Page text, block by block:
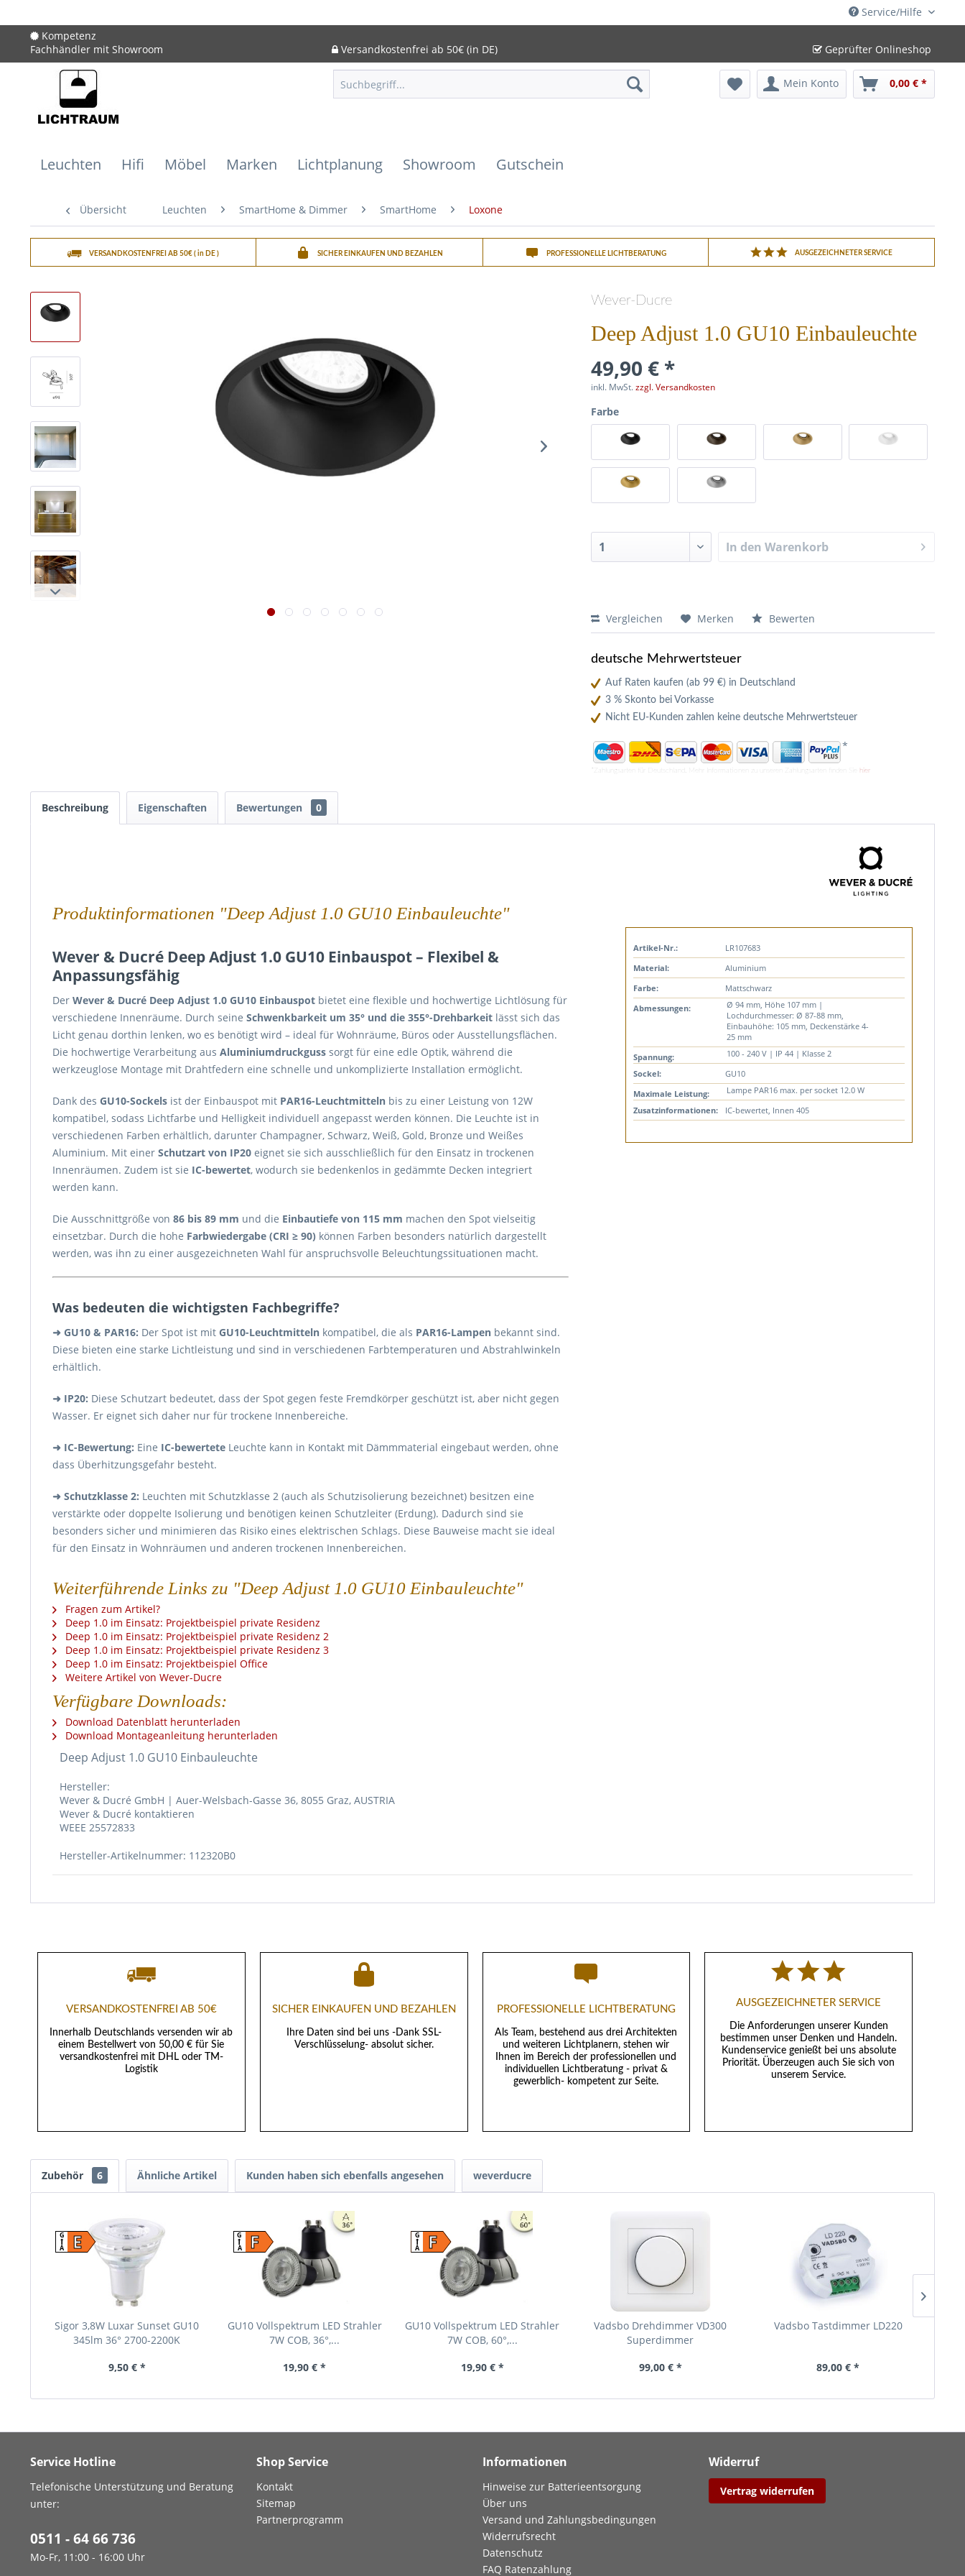
Service/Hilfe
Kompetenz
Fachhändler mit Showroom
Versandkostenfrei ab 50€ (in DE) Geprüfter Onlineshop
Mein Konto 0,00 € *
Leuchten Hifi Möbel Marken Lichtplanung Showroom Gutschein
Übersicht Leuchten SmartHome & Dimmer SmartHome Loxone
VERSANDKOSTENFREI AB 50€ ( in DE ) SICHER EINKAUFEN UND BEZAHLEN PROFESSIONELLE LICHTBERATUNG AUSGEZEICHNETER SERVICE
Wever-Ducre
Deep Adjust 1.0 GU10 Einbauleuchte
49,90 € *
inkl. MwSt.zzgl. Versandkosten
Farbe
In den Warenkorb
Vergleichen Merken Bewerten
deutsche Mehrwertsteuer
Auf Raten kaufen (ab 99 €) in Deutschland
3 % Skonto bei Vorkasse
Nicht EU-Kunden zahlen keine deutsche Mehrwertsteuer
*
*Zahlungsarten für Deutschland. Mehr Informationen zu unseren Zahlungsarten finden Sie hier
Beschreibung Eigenschaften Bewertungen 0
Produktinformationen "Deep Adjust 1.0 GU10 Einbauleuchte"
Wever & Ducré Deep Adjust 1.0 GU10 Einbauspot – Flexibel &
Anpassungsfähig
Der Wever & Ducré Deep Adjust 1.0 GU10 Einbauspot bietet eine flexible und hochwertige Lichtlösung für
verschiedene Innenräume. Durch seine Schwenkbarkeit um 35° und die 355°-Drehbarkeit lässt sich das
Licht genau dorthin lenken, wo es benötigt wird – ideal für Wohnräume, Büros oder Ausstellungsflächen.
Die hochwertige Verarbeitung aus Aluminiumdruckguss sorgt für eine edle Optik, während die
werkzeuglose Montage mit Drahtfedern eine schnelle und unkomplizierte Installation ermöglicht.
Dank des GU10-Sockels ist der Einbauspot mit PAR16-Leuchtmitteln bis zu einer Leistung von 12W
kompatibel, sodass Lichtfarbe und Helligkeit individuell angepasst werden können. Die Leuchte ist in
verschiedenen Farben erhältlich, darunter Champagner, Schwarz, Weiß, Gold, Bronze und Weißes
Aluminium. Mit einer Schutzart von IP20 eignet sie sich ausschließlich für den Einsatz in trockenen
Innenräumen. Zudem ist sie IC-bewertet, wodurch sie bedenkenlos in gedämmte Decken integriert
werden kann.
Die Ausschnittgröße von 86 bis 89 mm und die Einbautiefe von 115 mm machen den Spot vielseitig
einsetzbar. Durch die hohe Farbwiedergabe (CRI ≥ 90) können Farben besonders natürlich dargestellt
werden, was ihn zu einer ausgezeichneten Wahl für anspruchsvolle Beleuchtungssituationen macht.
Was bedeuten die wichtigsten Fachbegriffe?
➜ GU10 & PAR16: Der Spot ist mit GU10-Leuchtmitteln kompatibel, die als PAR16-Lampen bekannt sind.
Diese bieten eine starke Lichtleistung und sind in verschiedenen Farbtemperaturen und Abstrahlwinkeln
erhältlich.
➜ IP20: Diese Schutzart bedeutet, dass der Spot gegen feste Fremdkörper geschützt ist, aber nicht gegen
Wasser. Er eignet sich daher nur für trockene Innenbereiche.
➜ IC-Bewertung: Eine IC-bewertete Leuchte kann in Kontakt mit Dämmmaterial eingebaut werden, ohne
dass Überhitzungsgefahr besteht.
➜ Schutzklasse 2: Leuchten mit Schutzklasse 2 (auch als Schutzisolierung bezeichnet) besitzen eine
verstärkte oder doppelte Isolierung und benötigen keinen Schutzleiter (Erdung). Dadurch sind sie
besonders sicher und minimieren das Risiko eines elektrischen Schlags. Diese Bauweise macht sie ideal
für den Einsatz in Wohnräumen und anderen trockenen Innenbereichen.
Artikel-Nr.:
LR107683
Material:
Aluminium
Farbe:
Mattschwarz
Abmessungen:
Ø 94 mm, Höhe 107 mm |
Lochdurchmesser: Ø 87-88 mm,
Einbauhöhe: 105 mm, Deckenstärke 4-
25 mm
Spannung:
100 - 240 V | IP 44 | Klasse 2
Sockel:
GU10
Maximale Leistung:
Lampe PAR16 max. per socket 12.0 W
Zusatzinformationen:
IC-bewertet, Innen 405
Weiterführende Links zu "Deep Adjust 1.0 GU10 Einbauleuchte"
Fragen zum Artikel?
Deep 1.0 im Einsatz: Projektbeispiel private Residenz
Deep 1.0 im Einsatz: Projektbeispiel private Residenz 2
Deep 1.0 im Einsatz: Projektbeispiel private Residenz 3
Deep 1.0 im Einsatz: Projektbeispiel Office
Weitere Artikel von Wever-Ducre
Verfügbare Downloads:
Download Datenblatt herunterladen
Download Montageanleitung herunterladen
Deep Adjust 1.0 GU10 Einbauleuchte
Hersteller:
Wever & Ducré GmbH | Auer-Welsbach-Gasse 36, 8055 Graz, AUSTRIA
Wever & Ducré kontaktieren
WEEE 25572833
Hersteller-Artikelnummer: 112320B0
VERSANDKOSTENFREI AB 50€
Innerhalb Deutschlands versenden wir ab
einem Bestellwert von 50,00 € für Sie
versandkostenfrei mit DHL oder TM-
Logistik
SICHER EINKAUFEN UND BEZAHLEN
Ihre Daten sind bei uns -Dank SSL-
Verschlüsselung- absolut sicher.
PROFESSIONELLE LICHTBERATUNG
Als Team, bestehend aus drei Architekten
und weiteren Lichtplanern, stehen wir
Ihnen im Bereich der professionellen und
individuellen Lichtberatung - privat &
gewerblich- kompetent zur Seite.
AUSGEZEICHNETER SERVICE
Die Anforderungen unserer Kunden
bestimmen unser Denken und Handeln.
Kundenservice genießt bei uns absolute
Priorität. Überzeugen auch Sie sich von
unserem Service.
Zubehör 6 Ähnliche Artikel Kunden haben sich ebenfalls angesehen weverducre
E
G
A
Sigor 3,8W Luxar Sunset GU10
345lm 36° 2700-2200K
9,50 € *
F
G
A
GU10 Vollspektrum LED Strahler
7W COB, 36°,...
19,90 € *
F
G
A
GU10 Vollspektrum LED Strahler
7W COB, 60°,...
19,90 € *
Vadsbo Drehdimmer VD300
Superdimmer
99,00 € *
Vadsbo Tastdimmer LD220
89,00 € *
Service Hotline
Telefonische Unterstützung und Beratung
unter:
0511 - 64 66 736
Mo-Fr, 11:00 - 16:00 Uhr
Shop Service
Kontakt
Sitemap
Partnerprogramm
Informationen
Hinweise zur Batterieentsorgung
Über uns
Versand und Zahlungsbedingungen
Widerrufsrecht
Datenschutz
FAQ Ratenzahlung
Widerruf
Vertrag widerrufen